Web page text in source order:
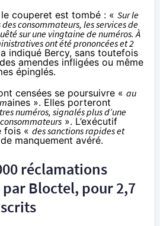
couperet est tombé : « Sur le
consommateurs, les services de
sur une vingtaine de numéros. À
ont été prononcées et 2
a indiqué Bercy, sans toutefois
amendes infligées ou même
épinglés.
censées se poursuivre « au
aines ». Elles porteront
numéros, signalés plus d’une
». L’exécutif
fois « des sanctions rapides et
manquement avéré.
réclamations
par Bloctel, pour 2,7